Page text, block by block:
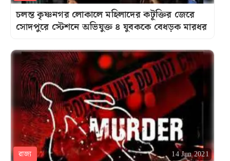
চলন্ত কৃষ্ণনগর লোকালে মহিলাদের কটূক্তির জেরে
সোদপুরে স্টেশনে অভিযুক্ত ৪ যুবককে বেধড়ক মারধর
রাজ্য 14 Jun 2021